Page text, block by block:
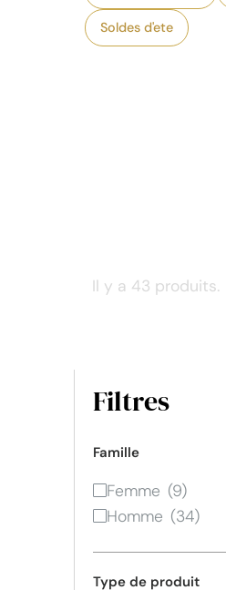
Soldes d'ete
Il y a 43 produits.
Filtres
Famille
Femme
Homme
Type de produit